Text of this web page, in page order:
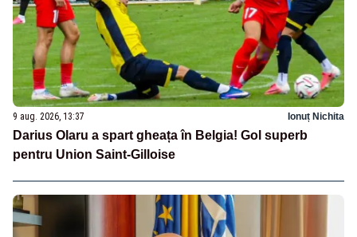
9 aug. 2026, 13:37 Ionuț Nichita
Darius Olaru a spart gheața în Belgia! Gol superb
pentru Union Saint-Gilloise